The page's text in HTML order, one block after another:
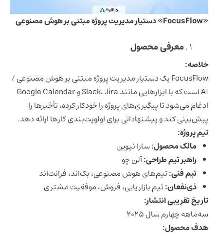
«FocusFlow» دستیار مدیریت پروژه مبتنی بر هوش مصنوعی
معرفی محصول
خلاصه:
FocusFlow یک دستیار مدیریت پروژه مبتنی بر هوش مصنوعی /
AI است که با ابزارهایی مانند Slack، Jira و Google Calendar
ادغام می‌شود تا پیگیری‌های پروژه را خودکار کرده، تأخیرها را
پیش‌بینی کند و پیشنهاداتی برای اولویت‌بندی کارها ارائه دهد.
تیم پروژه:
مالک محصول:سارا نیوین
راهبر تیم طراحی:آلن چو
تیم فنی:تیم‌های هوش مصنوعی، بک‌اند، فرانت‌اند
ذی‌نفعان:تیم بازاریابی، فروش، موفقیت مشتری
تاریخ تقریبی انتشار:
سه‌ماهه چهارم سال ۲۰۲۵
هدف محصول: